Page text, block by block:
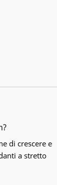
di crescere e
a stretto